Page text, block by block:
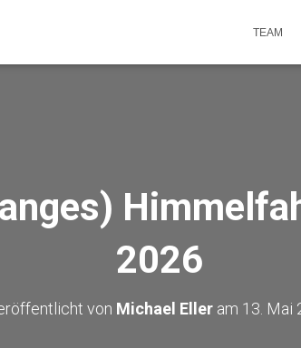
TEAM
2026
von Michael Eller am 13. Mai